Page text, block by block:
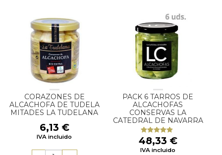
CORAZONES DE
ALCACHOFA DE TUDELA
MITADES LA TUDELANA
6,13 €
IVA incluido
PACK 6 TARROS DE
ALCACHOFAS
CONSERVAS LA
CATEDRAL DE NAVARRA
Valorado
con5.00de
5
48,33 €
IVA incluido